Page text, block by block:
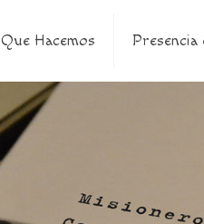
Que Hacemos Presencia